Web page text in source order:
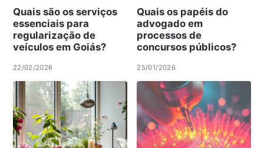
Quais são os serviços
essenciais para
regularização de
veículos em Goiás?
22/02/2026
Quais os papéis do
advogado em
processos de
concursos públicos?
25/01/2026